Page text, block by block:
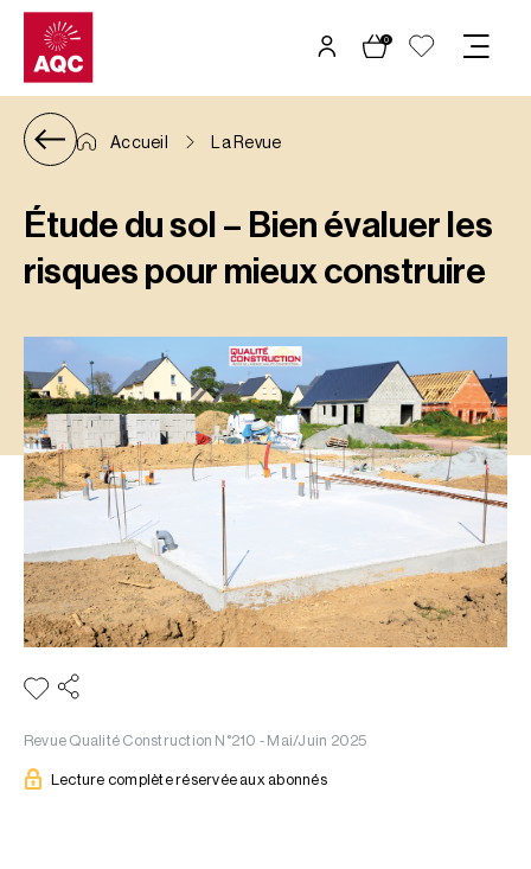
Panneau de gestion des cookies
0
Accueil La Revue
Étude du sol – Bien évaluer les
risques pour mieux construire
Revue Qualité Construction N°210 - Mai/Juin 2025
Lecture complète réservée aux abonnés